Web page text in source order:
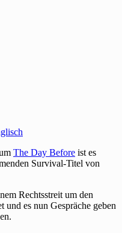
The Day Before ist es
Survival-Titel von
Rechtsstreit um den
und es nun Gespräche geben